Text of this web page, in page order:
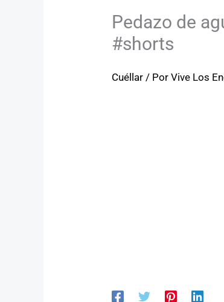
Pedazo de
#shorts
Cuéllar / PorVive Los